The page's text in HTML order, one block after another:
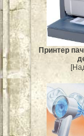
Принтер